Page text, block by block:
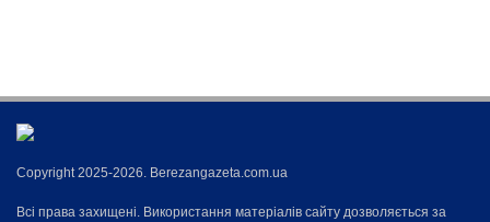
Copyright 2025-2026. Berezangazeta.com.ua
Всі права захищені. Використання матеріалів сайту дозволяється за